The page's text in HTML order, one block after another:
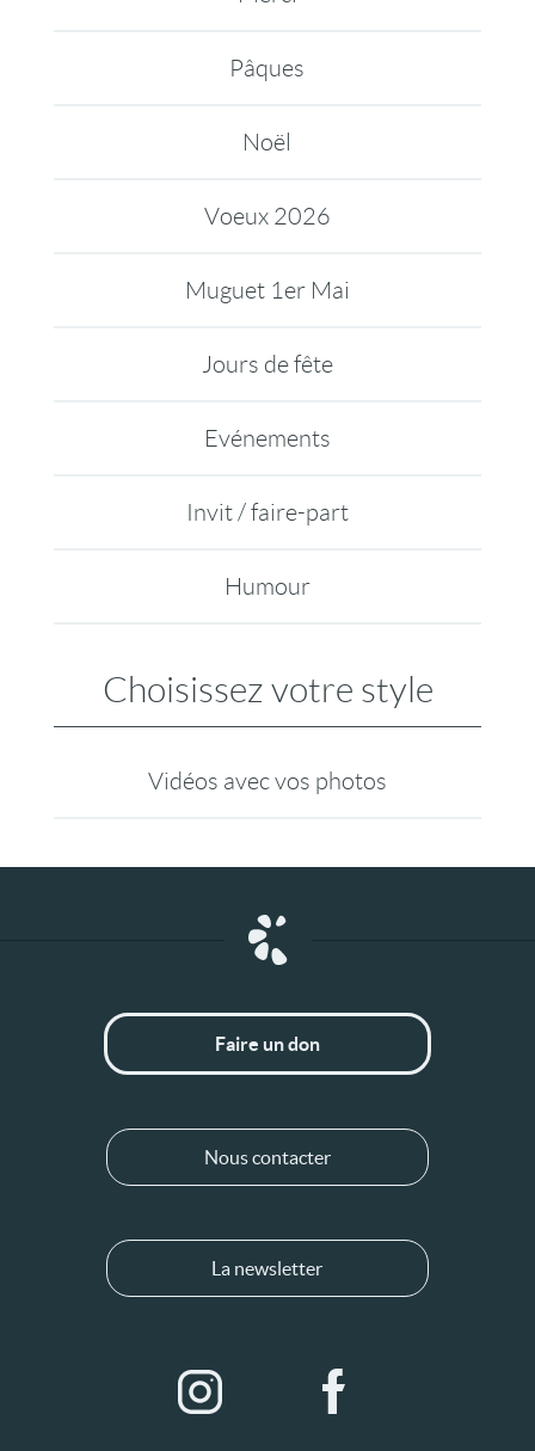
Pâques
Noël
Voeux 2026
Muguet 1er Mai
Jours de fête
Evénements
Invit / faire-part
Humour
Choisissez votre style
Vidéos avec vos photos
Faire un don
Nous contacter
La newsletter